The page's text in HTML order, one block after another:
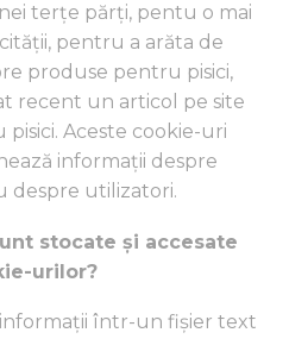
terțe părți, pentu o mai
pentru a arăta de
produse pentru pisici,
recent un articol pe site
Aceste cookie-uri
informații despre
despre utilizatori.
stocate și accesate
urilor?
într-un fișier text